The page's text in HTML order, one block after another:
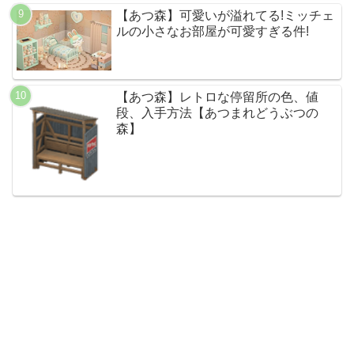
【あつ森】可愛いが溢れてる!ミッチェ
ルの小さなお部屋が可愛すぎる件!
【あつ森】レトロな停留所の色、値
段、入手方法【あつまれどうぶつの
森】